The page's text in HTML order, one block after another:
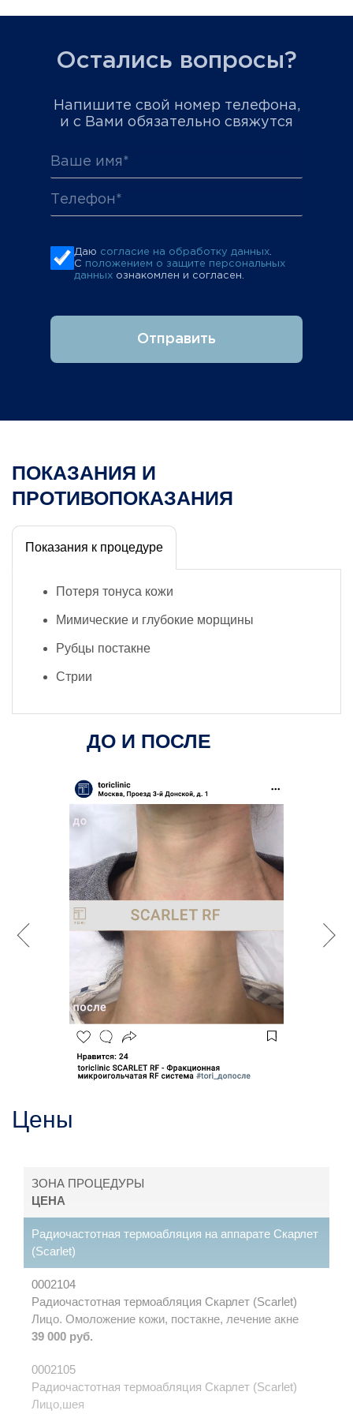
Остались вопросы?
Напишите свой номер телефона,
и с Вами обязательно свяжутся
Даю согласие на обработку данных.
С
положением о защите персональных
данных ознакомлен и согласен.
Отправить
ПОКАЗАНИЯ И
ПРОТИВОПОКАЗАНИЯ
Показания к процедуре
Потеря тонуса кожи
Мимические и глубокие морщины
Рубцы постакне
Стрии
ДО И ПОСЛЕ
Цены
ЗОНА ПРОЦЕДУРЫ
ЦЕНА
Радиочастотная термоабляция на аппарате Скарлет
(Scarlet)
0002104
Радиочастотная термоабляция Скарлет (Scarlet)
Лицо. Омоложение кожи, постакне, лечение акне
39 000 руб.
0002105
Радиочастотная термоабляция Скарлет (Scarlet)
Лицо,шея